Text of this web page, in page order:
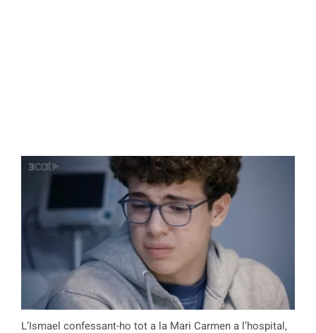
L’Ismael confessant-ho tot a la Mari Carmen a l’hospital,